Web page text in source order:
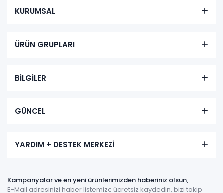
KURUMSAL
ÜRÜN GRUPLARI
BİLGİLER
GÜNCEL
YARDIM + DESTEK MERKEZİ
Kampanyalar ve en yeni ürünlerimizden haberiniz olsun,
E-Mail adresinizi haber listemize ücretsiz kaydedin, bizi takip